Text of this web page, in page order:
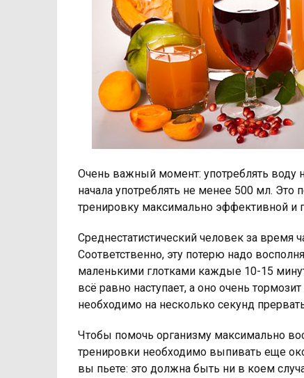
Очень важный момент: употреблять воду
начала употреблять не менее 500 мл. Это
тренировку максимально эффективной и
Среднестатистический человек за время
Соответственно, эту потерю надо
маленькими глотками каждые 10-15
всё равно наступает, а оно очень
необходимо на несколько секунд
Чтобы помочь организму максимально
тренировки необходимо выпивать еще
вы пьете: это должна быть ни в коем